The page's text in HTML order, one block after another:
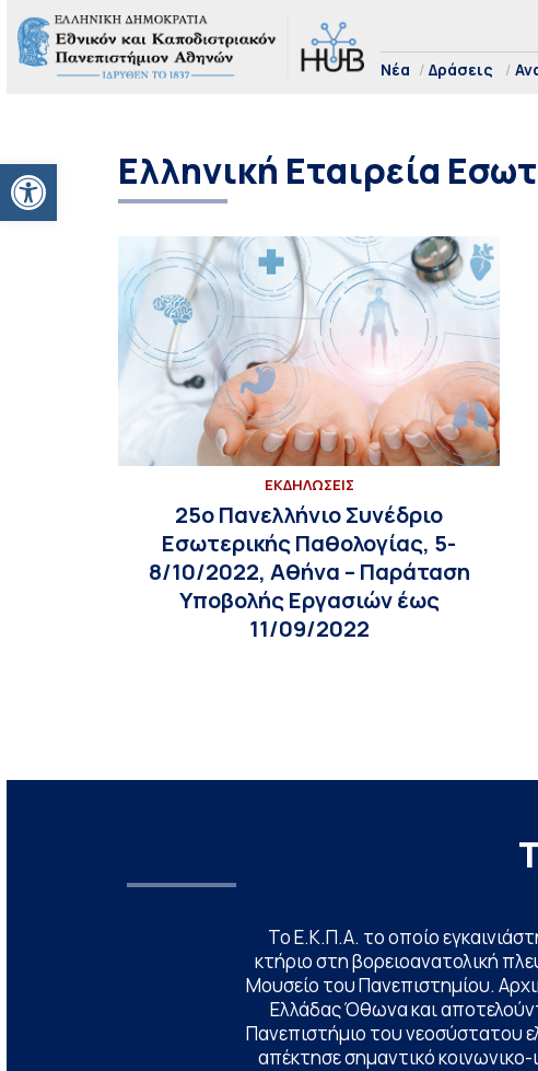
Ανοίξτε τη γραμμή εργαλείων
Νέα Δράσεις
Ελληνική Εταιρεία
ΕΚΔΗΛΩΣΕΙΣ
25o Πανελλήνιο Συνέδριο
Εσωτερικής Παθολογίας, 5-
8/10/2022, Αθήνα – Παράταση
Υποβολής Εργασιών έως
11/09/2022
Το Ε.Κ.Π.Α. το οποίο
κτήριο στη βορειοανατολική
Μουσείο του Πανεπιστημίου.
Ελλάδας Όθωνα και
Πανεπιστήμιο του νεοσύστατου
απέκτησε σημαντικό